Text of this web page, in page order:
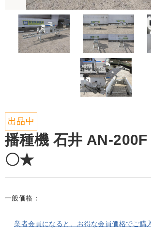
出品中
播種機 石井 AN-
〇★
一般価格：
業者会員になると、お得な会員価格でご購